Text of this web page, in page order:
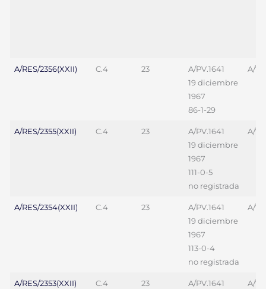
A/RES/2356(XXII) C.4 23
A/PV.1641
19 diciembre
1967
86-1-29
A/
A/RES/2355(XXII) C.4 23
A/PV.1641
19 diciembre
1967
111-0-5
no registrada
A/
A/RES/2354(XXII) C.4 23
A/PV.1641
19 diciembre
1967
113-0-4
no registrada
A/
A/RES/2353(XXII) C.4 23
A/PV.1641
A/